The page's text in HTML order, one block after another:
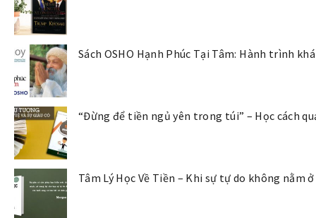
Sách OSHO Hạnh Phúc Tại Tâm: Hành trình
“Đừng để tiền ngủ yên trong túi” – Học cách
Tâm Lý Học Về Tiền – Khi sự tự do không nằm